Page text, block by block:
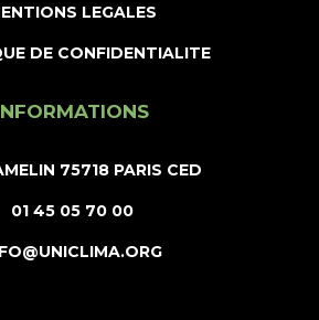
LEGALES
DE CONFIDENTIALITE
75718 PARIS CED
01 45 05 70 00